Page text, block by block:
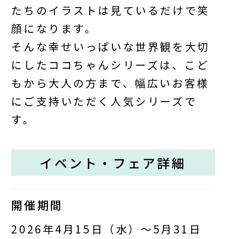
たちのイラストは見ているだけで笑
顔になります。
そんな幸せいっぱいな世界観を大切
にしたココちゃんシリーズは、こど
もから大人の方まで、幅広いお客様
にご支持いただく人気シリーズで
す。
イベント・フェア詳細
開催期間
2026年4月15日（水）～5月31日